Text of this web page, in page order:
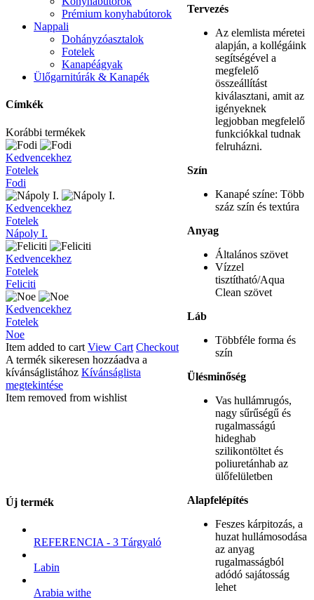
Tervezés
Az elemlista méretei
alapján, a kollégáink
segítségével a
megfelelő
összeállítást
kiválasztani, amit az
igényeknek
legjobban megfelelő
funkciókkal tudnak
felruházni.
Szín
Kanapé színe: Több
száz szín és textúra
Anyag
Általános szövet
Vízzel
tisztítható/Aqua
Clean szövet
Láb
Többféle forma és
szín
Ülésminőség
Vas hullámrugós,
nagy sűrűségű és
rugalmasságú
hideghab
szilikontöltet és
poliuretánhab az
ülőfelületben
Alapfelépítés
Feszes kárpitozás, a
huzat hullámosodása
az anyag
rugalmasságból
adódó sajátosság
lehet
Prémium konyhabútorok
Nappali
Dohányzóasztalok
Fotelek
Kanapéágyak
Ülőgarnitúrák & Kanapék
Címkék
Korábbi termékek
Fodi
Kedvencekhez
Fotelek
Fodi
Nápoly
I.
Kedvencekhez
Fotelek
Nápoly I.
Feliciti
Kedvencekhez
Fotelek
Feliciti
Noe
Kedvencekhez
Fotelek
Noe
Item added to cart View Cart Checkout
A termék sikeresen hozzáadva a
kívánságlistához Kívánságlista
megtekintése
Item removed from wishlist
Új termék
REFERENCIA - 3 Tárgyaló
Labin
Arabia withe